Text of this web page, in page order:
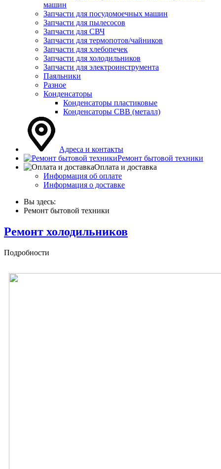
машин
Запчасти для посудомоечных машин
Запчасти для пылесосов
Запчасти для СВЧ
Запчасти для термопотов/чайников
Запчасти для хлебопечек
Запчасти для холодильников
Запчасти для электроинструмента
Паяльники
Разное
Конденсаторы
Конденсаторы пластиковые
Конденсаторы CBB (металл)
Адреса и контакты
Ремонт бытовой техники
Оплата и доставка
Информация об оплате
Информация о доставке
Вы здесь:
Ремонт бытовой техники
Ремонт холодильников
Подробности